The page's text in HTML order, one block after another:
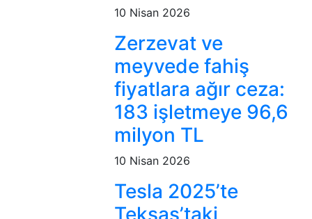
10 Nisan 2026
Zerzevat ve
meyvede fahiş
fiyatlara ağır ceza:
183 işletmeye 96,6
milyon TL
10 Nisan 2026
Tesla 2025’te